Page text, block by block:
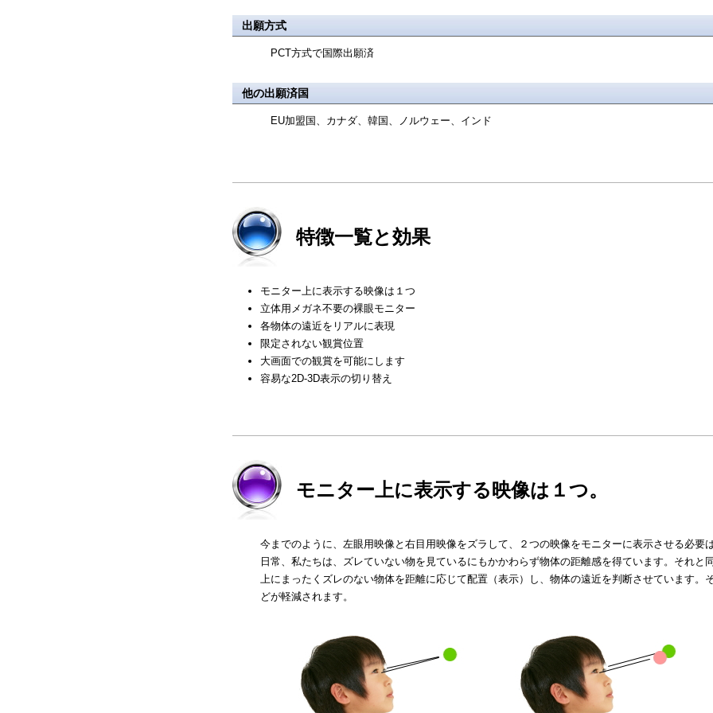
出願方式
PCT方式で国際出願済
他の出願済国
EU加盟国、カナダ、韓国、ノルウェー、インド
特徴一覧と効果
モニター上に表示する映像は１つ
立体用メガネ不要の裸眼モニター
各物体の遠近をリアルに表現
限定されない観賞位置
大画面での観賞を可能にします
容易な2D-3D表示の切り替え
モニター上に表示する映像は１つ。
今までのように、左眼用映像と右目用映像をズラして、２つの映像をモニターに表示させる必要
日常、私たちは、ズレていない物を見ているにもかかわらず物体の距離感を得ています。それと
上にまったくズレのない物体を距離に応じて配置（表示）し、物体の遠近を判断させています。
どが軽減されます。